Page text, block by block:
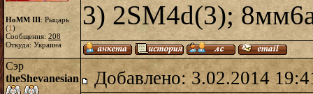
HoMM III: Рыцарь
(1)
Сообщения: 208
Откуда: Украина
3) 2SM4d(3);
Сэр
theShevanesian
Добавлено: 3.02.2014